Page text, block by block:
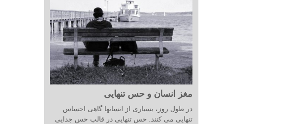
مغز انسان و حس تنهایی
در طول روز، بسیاری از انسانها گاهی احساس
تنهایی می کنند. حس تنهایی در قالب حس جدایی